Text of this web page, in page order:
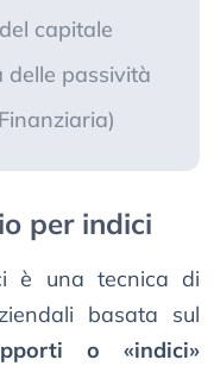
capitale
delle passività
per indici
è una tecnica di
basata sul
o «indici»